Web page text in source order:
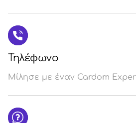
Τηλέφωνο
Μίλησε με έναν Cardom